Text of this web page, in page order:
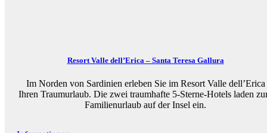
Resort Valle dell’Erica – Santa Teresa Gallura
Im Norden von Sardinien erleben Sie im Resort Valle dell’Erica
Ihren Traumurlaub. Die zwei traumhafte 5-Sterne-Hotels laden
Familienurlaub auf der Insel ein.